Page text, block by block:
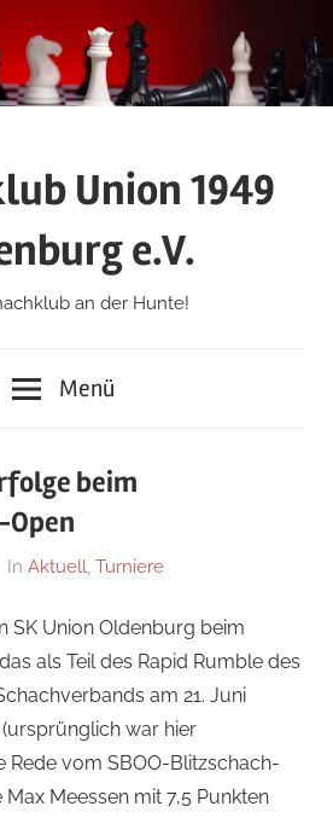
Union 1949
e.V.
an der Hunte!
Menü
beim
Von
In Aktuell, Turniere
SK Union Oldenburg beim
als Teil des Rapid Rumble des
am 21. Juni
war hier
Rede vom SBOO-Blitzschach-
Meessen mit 7,5 Punkten